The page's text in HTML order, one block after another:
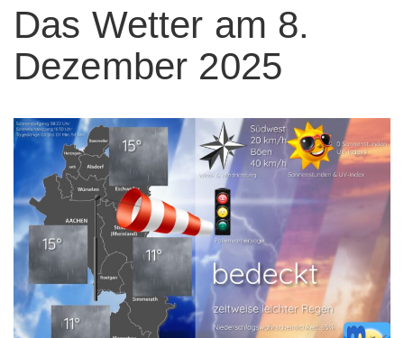
am
Das Wetter am 8.
Dezember 2025